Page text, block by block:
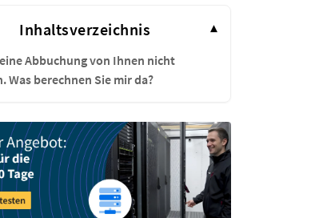
Inhaltsverzeichnis ▾
Abbuchung von Ihnen nicht
Was berechnen Sie mir da?